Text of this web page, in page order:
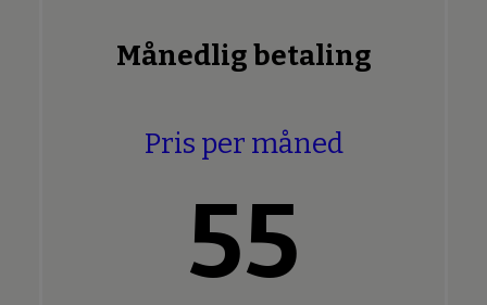
Månedlig betaling
Pris per måned
55